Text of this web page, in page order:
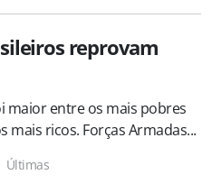
reprovam
maior entre os mais pobres
mais ricos. Forças Armadas...
Últimas